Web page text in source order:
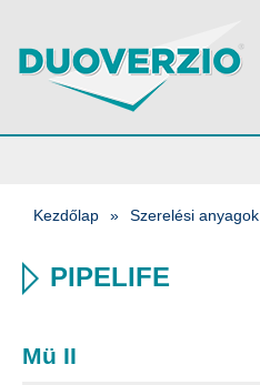
Kezdőlap Szerelési anyagok
PIPELIFE
Mü II